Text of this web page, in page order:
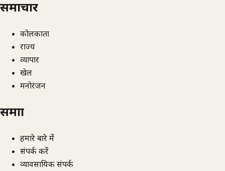
समाचार
कोलकाता
राज्य
व्यापार
खेल
मनोरंजन
समाज्ञा
हमारे बारे में
संपर्क करें
व्यावसायिक संपर्क